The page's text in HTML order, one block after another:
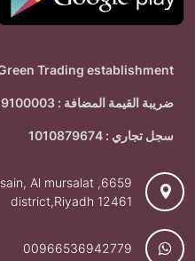
Trading establishment
ضريبة القيمة المضافة : 314322559100003
سجل تجاري : 1010879674
Al mursalat
district,Riyadh 12461
00966536942779